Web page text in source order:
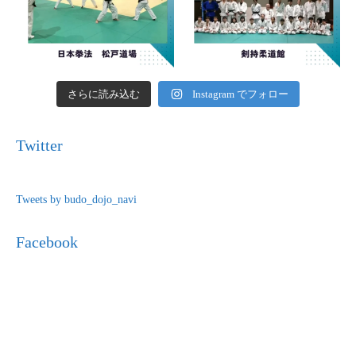
さらに読み込む Instagram でフォロー
Twitter
Tweets by budo_dojo_navi
Facebook